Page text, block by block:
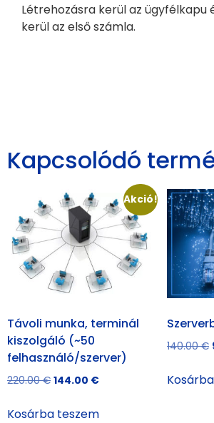
Létrehozásra kerül az ügyfélkapu
kerül az első számla.
Kapcsolódó
Akció!
Távoli munka, terminál
kiszolgáló (~50
felhasználó/szerver)
220.00€ 144.00 €
Kosárba teszem
140.00€